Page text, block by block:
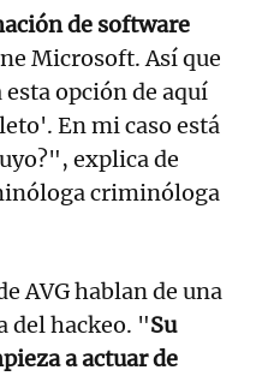
de software
Microsoft. Así que
opción de aquí
En mi caso está
explica de
criminóloga
AVG hablan de una
del hackeo. "Su
a actuar de